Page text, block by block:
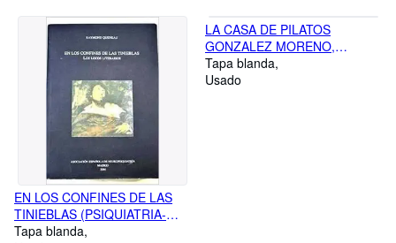
EN LOS CONFINES DE LAS
TINIEBLAS (PSIQUIATRIA-
PSICOLOGIA)
Tapa blanda
LA CASA DE PILATOS
GONZALEZ MORENO,
JOAQUIN
Tapa blanda
Usado